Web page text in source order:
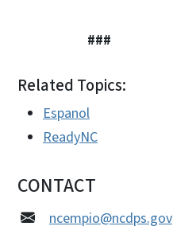
###
Related Topics:
Espanol
ReadyNC
CONTACT
ncempio@ncdps.gov